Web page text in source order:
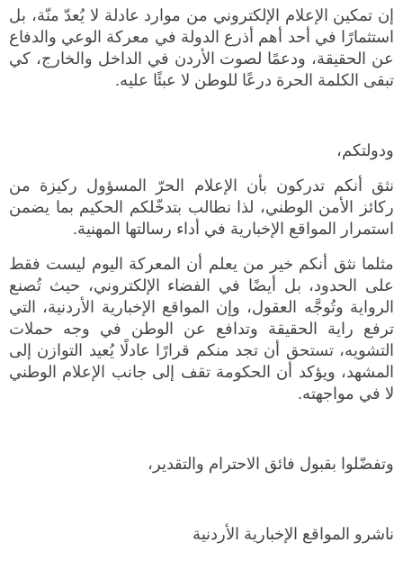
إن تمكين الإعلام الإلكتروني من موارد عادلة لا يُعدّ منّة، بل
استثمارًا في أحد أهم أذرع الدولة في معركة الوعي والدفاع
عن الحقيقة، ودعمًا لصوت الأردن في الداخل والخارج، كي
تبقى الكلمة الحرة درعًا للوطن لا عبئًا عليه.
ودولتكم،
نثق أنكم تدركون بأن الإعلام الحرّ المسؤول ركيزة من
ركائز الأمن الوطني، لذا نطالب بتدخّلكم الحكيم بما يضمن
استمرار المواقع الإخبارية في أداء رسالتها المهنية.
مثلما نثق أنكم خير من يعلم أن المعركة اليوم ليست فقط
على الحدود، بل أيضًا في الفضاء الإلكتروني، حيث تُصنع
الرواية وتُوجَّه العقول، وإن المواقع الإخبارية الأردنية، التي
ترفع راية الحقيقة وتدافع عن الوطن في وجه حملات
التشويه، تستحق أن تجد منكم قرارًا عادلًا يُعيد التوازن إلى
المشهد، ويؤكد أن الحكومة تقف إلى جانب الإعلام الوطني
لا في مواجهته.
وتفضّلوا بقبول فائق الاحترام والتقدير،
ناشرو المواقع الإخبارية الأردنية